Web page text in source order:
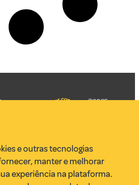
©2025
e outras tecnologias
manter e melhorar
experiência na plataforma.